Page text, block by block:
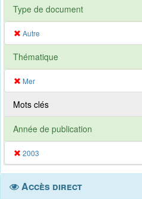
Type de document
Autre
Thématique
Mer
Mots clés
Année de publication
2003
Accès direct